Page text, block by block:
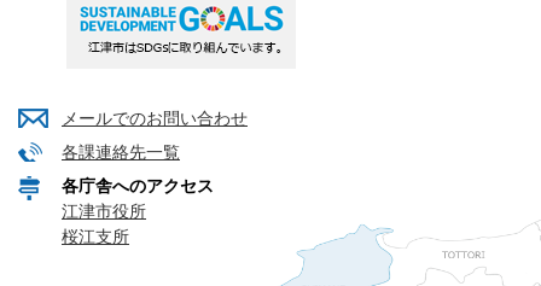
メールでのお問い合わせ
各課連絡先一覧
各庁舎へのアクセス
江津市役所
桜江支所